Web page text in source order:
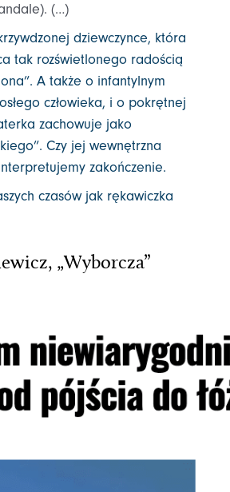
(…)
dziewczynce, która
tak rozświetlonego radością
A także o infantylnym
człowieka, i o pokrętnej
zachowuje jako
Czy jej wewnętrzna
zakończenie.
czasów jak rękawiczka
„Wyborcza”